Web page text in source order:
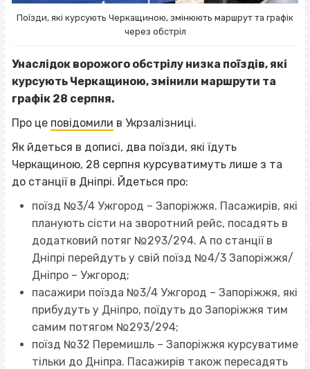
Поїзди, які курсують Черкащиною, змінюють маршрут та графік
через обстріл
Унаслідок ворожого обстрілу низка поїздів, які
курсують Черкащиною, змінили маршрути та
графік 28 серпня.
Про це повідомили в Укрзалізниці.
Як йдеться в дописі, два поїзди, які їдуть
Черкащиною, 28 серпня курсуватимуть лише з та
до станції в Дніпрі. Йдеться про:
поїзд №3/4 Ужгород – Запоріжжя. Пасажирів, які
планують сісти на зворотний рейс, посадять в
додатковий потяг №293/294. А по станції в
Дніпрі перейдуть у свій поїзд №4/3 Запоріжжя/
Дніпро – Ужгород;
пасажири поїзда №3/4 Ужгород – Запоріжжя, які
прибудуть у Дніпро, поїдуть до Запоріжжя тим
самим потягом №293/294;
поїзд №32 Перемишль – Запоріжжя курсуватиме
тільки до Дніпра. Пасажирів також пересадять